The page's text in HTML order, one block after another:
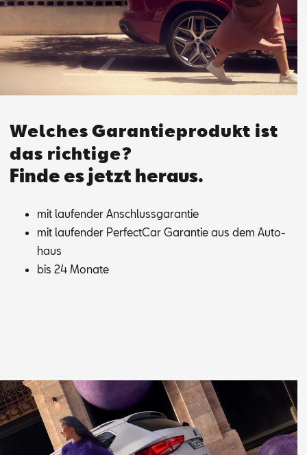
Welches Garantieprodukt ist
das richtige?
Finde es jetzt heraus.
mit lau­fen­der An­schluss­ga­ran­tie
mit lau­fen­der Per­fec­t­Car Ga­ran­tie aus dem Au­to­
haus
bis 24 Mo­na­te